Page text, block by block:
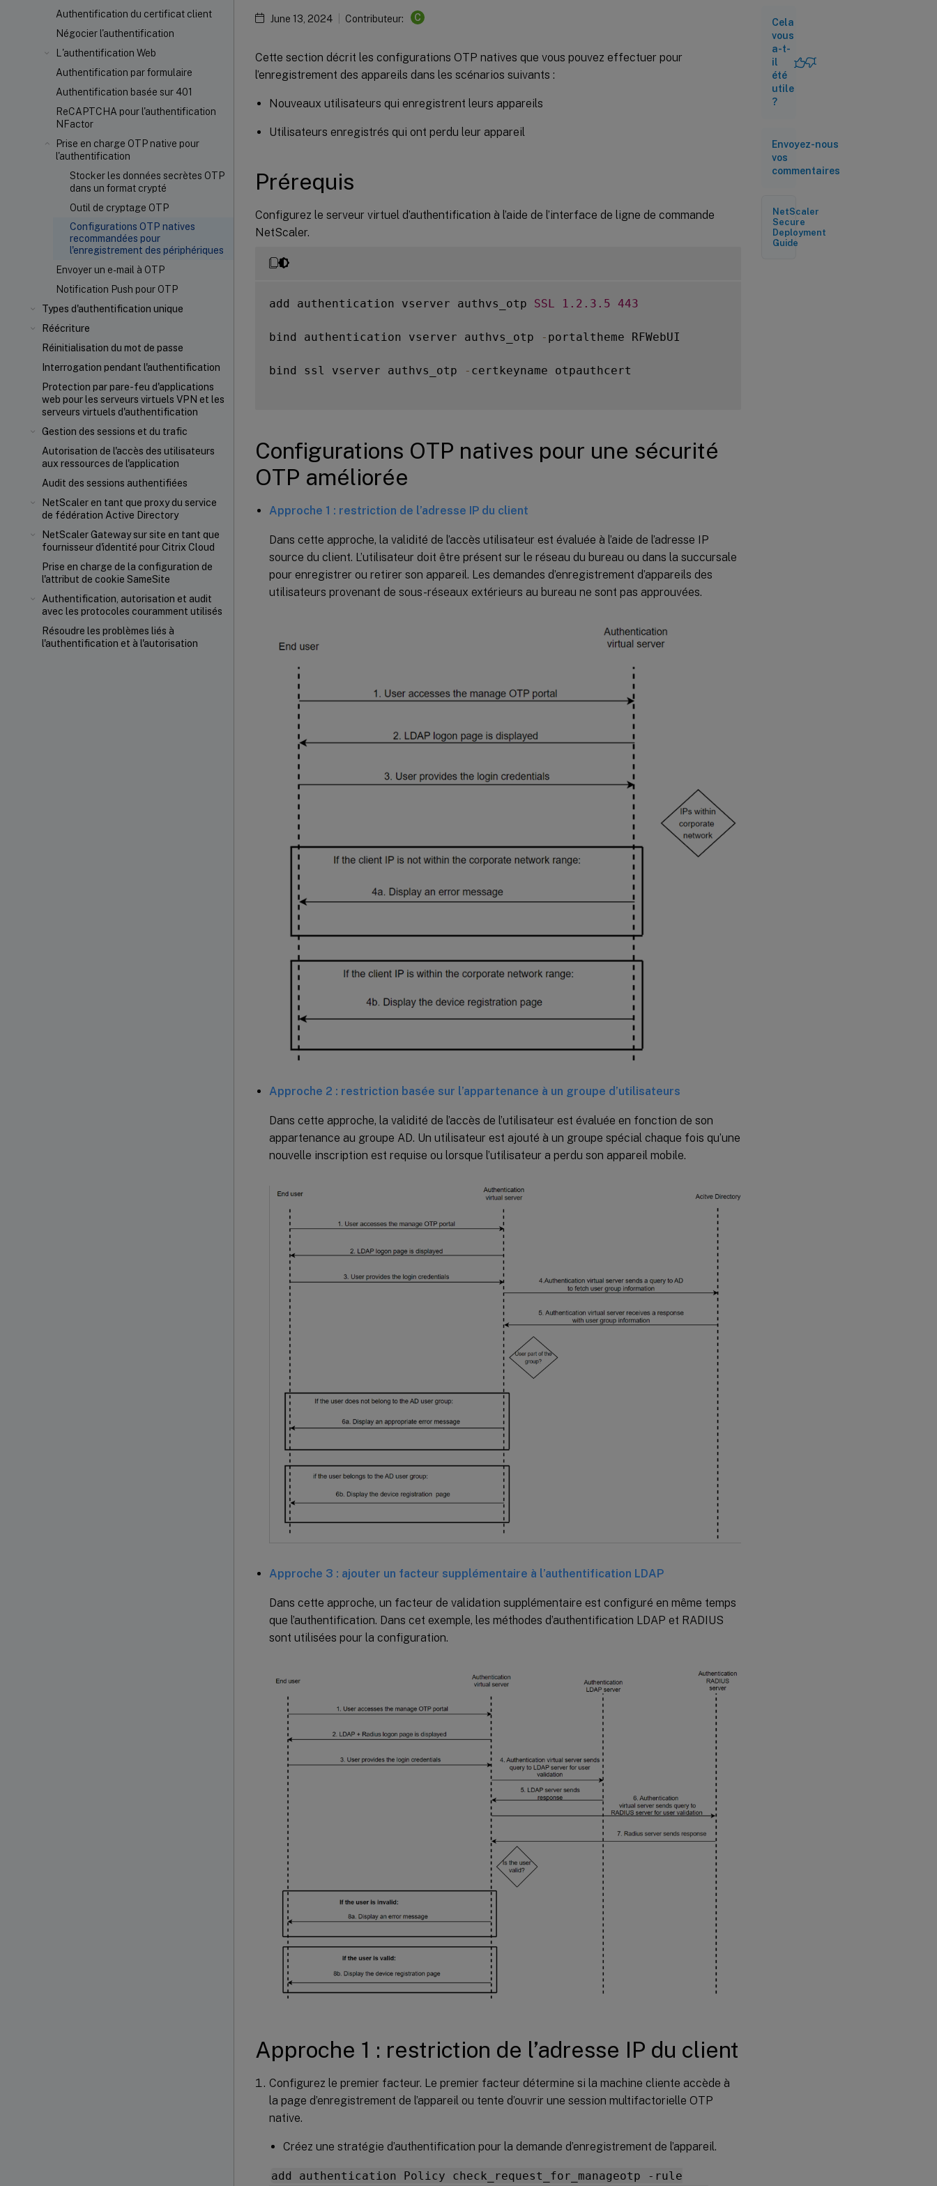
Authentification du certificat client
Négocier l'authentification
L'authentification Web
Authentification par formulaire
Authentification basée sur 401
ReCAPTCHA pour l'authentification
NFactor
Prise en charge OTP native pour
l'authentification
Stocker les données secrètes OTP
dans un format crypté
Outil de cryptage OTP
Configurations OTP natives
recommandées pour
l'enregistrement des périphériques
Envoyer un e-mail à OTP
Notification Push pour OTP
Types d'authentification unique
Réécriture
Réinitialisation du mot de passe
Interrogation pendant l'authentification
Protection par pare-feu d'applications
web pour les serveurs virtuels VPN et les
serveurs virtuels d'authentification
Gestion des sessions et du trafic
Autorisation de l'accès des utilisateurs
aux ressources de l'application
Audit des sessions authentifiées
NetScaler en tant que proxy du service
de fédération Active Directory
NetScaler Gateway sur site en tant que
fournisseur d'identité pour Citrix Cloud
Prise en charge de la configuration de
l'attribut de cookie SameSite
Authentification, autorisation et audit
avec les protocoles couramment utilisés
Résoudre les problèmes liés à
l'authentification et à l'autorisation
June 13, 2024 Contributeur: C
Cette section décrit les configurations OTP natives que vous pouvez effectuer pour
l’enregistrement des appareils dans les scénarios suivants :
Nouveaux utilisateurs qui enregistrent leurs appareils
Utilisateurs enregistrés qui ont perdu leur appareil
Prérequis
Configurez le serveur virtuel d’authentification à l’aide de l’interface de ligne de commande
NetScaler.
add authentication vserver authvs_otp SSL 1.2 .3 .5 443
bind authentication vserver authvs_otp - portaltheme RFWebUI
bind ssl vserver authvs_otp - certkeyname otpauthcert
Configurations OTP natives pour une sécurité
OTP améliorée
Approche 1 : restriction de l’adresse IP du client
Dans cette approche, la validité de l’accès utilisateur est évaluée à l’aide de l’adresse IP
source du client. L’utilisateur doit être présent sur le réseau du bureau ou dans la succursale
pour enregistrer ou retirer son appareil. Les demandes d’enregistrement d’appareils des
utilisateurs provenant de sous-réseaux extérieurs au bureau ne sont pas approuvées.
Approche 2 : restriction basée sur l’appartenance à un groupe d’utilisateurs
Dans cette approche, la validité de l’accès de l’utilisateur est évaluée en fonction de son
appartenance au groupe AD. Un utilisateur est ajouté à un groupe spécial chaque fois qu’une
nouvelle inscription est requise ou lorsque l’utilisateur a perdu son appareil mobile.
Approche 3 : ajouter un facteur supplémentaire à l’authentification LDAP
Dans cette approche, un facteur de validation supplémentaire est configuré en même temps
que l’authentification. Dans cet exemple, les méthodes d’authentification LDAP et RADIUS
sont utilisées pour la configuration.
Approche 1 : restriction de l’adresse IP du client
Configurez le premier facteur. Le premier facteur détermine si la machine cliente accède à
la page d’enregistrement de l’appareil ou tente d’ouvrir une session multifactorielle OTP
native.
Créez une stratégie d’authentification pour la demande d’enregistrement de l’appareil.
add authentication Policy check_request_for_manageotp -rule
restriction
de
l’adresse
IP du
client
Approche 2 :
restriction
à un groupe
d’utilisateurs
facteur
supplémentaire
à
Cela
vous
a-t-
il
été
utile
?
Envoyez-nous
vos
commentaires
NetScaler
Secure
Deployment
Guide